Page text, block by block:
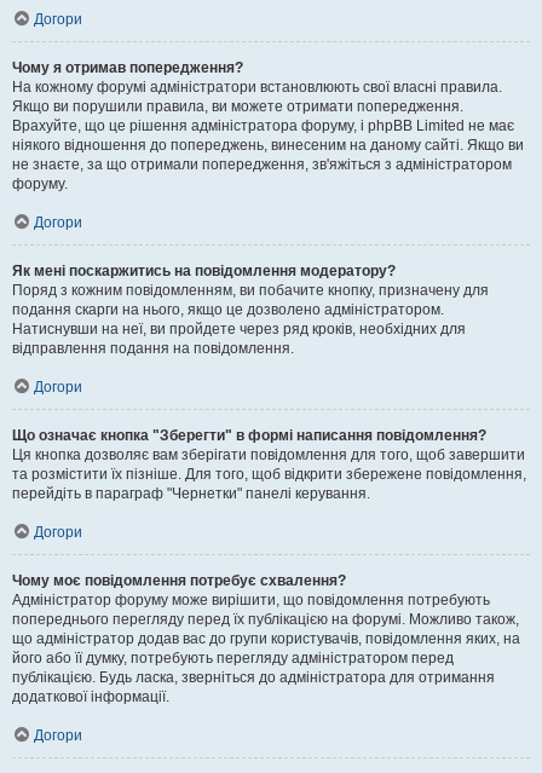
Догори
Чому я отримав попередження?
На кожному форумі адміністратори встановлюють свої власні правила.
Якщо ви порушили правила, ви можете отримати попередження.
Врахуйте, що це рішення адміністратора форуму, і phpBB Limited не має
ніякого відношення до попереджень, винесеним на даному сайті. Якщо ви
не знаєте, за що отримали попередження, зв'яжіться з адміністратором
форуму.
Догори
Як мені поскаржитись на повідомлення модератору?
Поряд з кожним повідомленням, ви побачите кнопку, призначену для
подання скарги на нього, якщо це дозволено адміністратором.
Натиснувши на неї, ви пройдете через ряд кроків, необхідних для
відправлення подання на повідомлення.
Догори
Що означає кнопка "Зберегти" в формі написання повідомлення?
Ця кнопка дозволяє вам зберігати повідомлення для того, щоб завершити
та розмістити їх пізніше. Для того, щоб відкрити збережене повідомлення,
перейдіть в параграф "Чернетки" панелі керування.
Догори
Чому моє повідомлення потребує схвалення?
Адміністратор форуму може вирішити, що повідомлення потребують
попереднього перегляду перед їх публікацією на форумі. Можливо також,
що адміністратор додав вас до групи користувачів, повідомлення яких, на
його або її думку, потребують перегляду адміністратором перед
публікацією. Будь ласка, зверніться до адміністратора для отримання
додаткової інформації.
Догори